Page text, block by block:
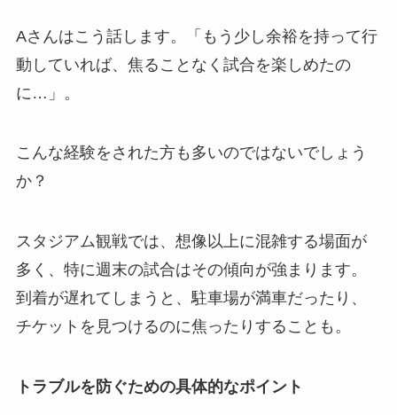
Aさんはこう話します。「もう少し余裕を持って行
動していれば、焦ることなく試合を楽しめたの
に…」。
こんな経験をされた方も多いのではないでしょう
か？
スタジアム観戦では、想像以上に混雑する場面が
多く、特に週末の試合はその傾向が強まります。
到着が遅れてしまうと、駐車場が満車だったり、
チケットを見つけるのに焦ったりすることも。
トラブルを防ぐための具体的なポイント